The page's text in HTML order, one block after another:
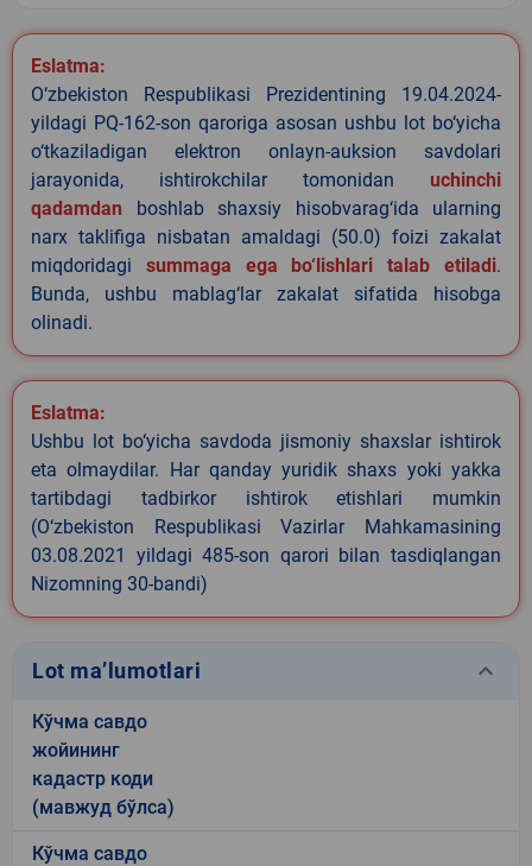
Eslatma:
O‘zbekiston Respublikasi Prezidentining 19.04.2024-
yildagi PQ-162-son qaroriga asosan ushbu lot bo‘yicha
o‘tkaziladigan elektron onlayn-auksion savdolari
jarayonida, ishtirokchilar tomonidan uchinchi
qadamdan boshlab shaxsiy hisobvarag‘ida ularning
narx taklifiga nisbatan amaldagi (50.0) foizi zakalat
miqdoridagi summaga ega bo‘lishlari talab etiladi.
Bunda, ushbu mablag‘lar zakalat sifatida hisobga
olinadi.
Eslatma:
Ushbu lot bo‘yicha savdoda jismoniy shaxslar ishtirok
eta olmaydilar. Har qanday yuridik shaxs yoki yakka
tartibdagi tadbirkor ishtirok etishlari mumkin
(O‘zbekiston Respublikasi Vazirlar Mahkamasining
03.08.2021 yildagi 485-son qarori bilan tasdiqlangan
Nizomning 30-bandi)
Lot ma’lumotlari keyboard_arrow_down
Кўчма савдо
жойининг
кадастр коди
(мавжуд бўлса)
Кўчма савдо